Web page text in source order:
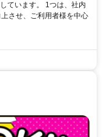
ています。 1つは、社内
させ、ご利用者様を中心